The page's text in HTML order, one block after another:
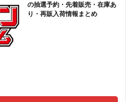
の抽選予約・先着販売・在庫あ
り・再販入荷情報まとめ